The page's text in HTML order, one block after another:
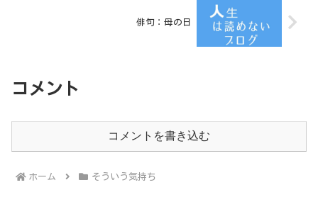
俳句：母の日
コメント
コメントを書き込む
ホーム そういう気持ち